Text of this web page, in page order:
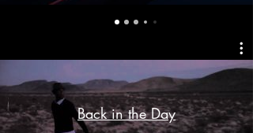
Back in the Day